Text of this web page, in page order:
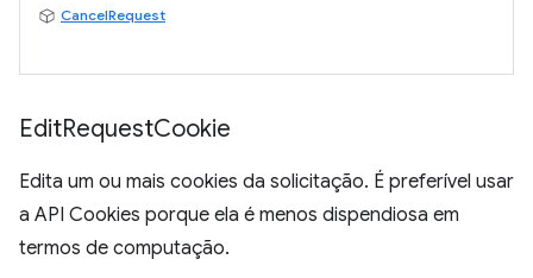
CancelRequest
EditRequestCookie
Edita um ou mais cookies da solicitação. É preferível usar
a API Cookies porque ela é menos dispendiosa em
termos de computação.